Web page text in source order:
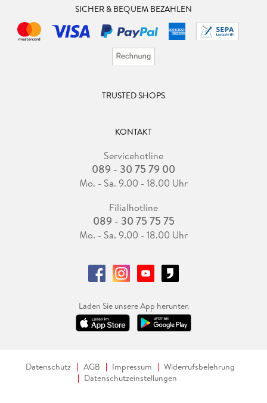
SICHER & BEQUEM BEZAHLEN
TRUSTED SHOPS
KONTAKT
Servicehotline
089 - 30 75 79 00
Mo. - Sa. 9.00 - 18.00 Uhr
Filialhotline
089 - 30 75 75 75
Mo. - Sa. 9.00 - 18.00 Uhr
Laden Sie unsere App herunter.
Datenschutz AGB Impressum
Widerrufsbelehrung
Datenschutzeinstellungen